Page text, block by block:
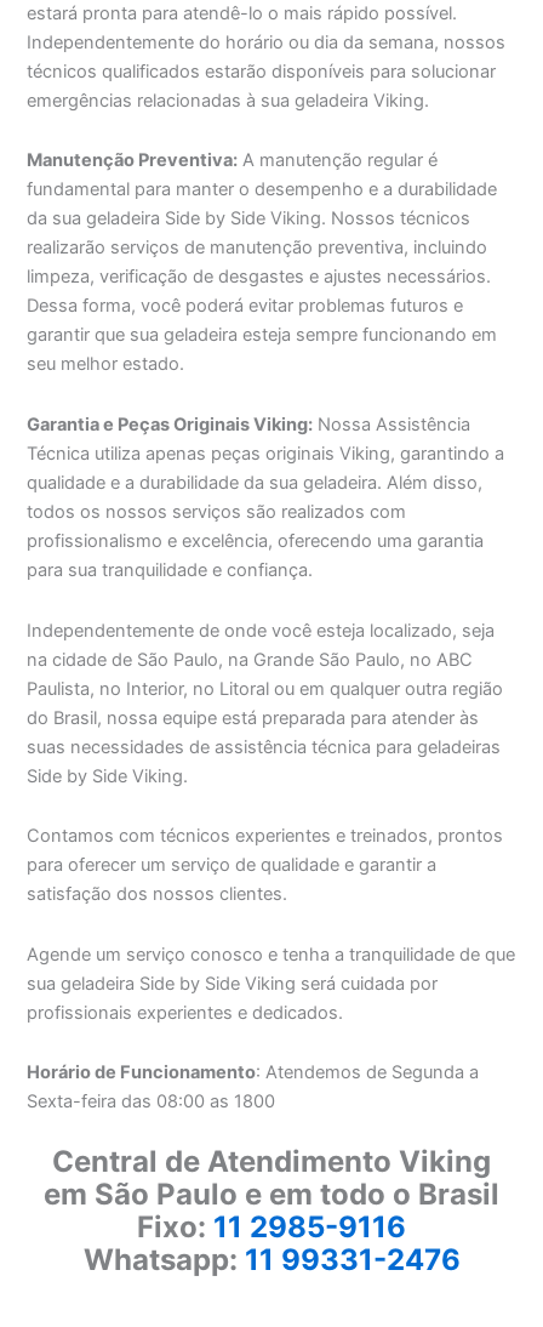
estará pronta para atendê-lo o mais rápido possível.
Independentemente do horário ou dia da semana, nossos
técnicos qualificados estarão disponíveis para solucionar
emergências relacionadas à sua geladeira Viking.
Manutenção Preventiva: A manutenção regular é
fundamental para manter o desempenho e a durabilidade
da sua geladeira Side by Side Viking. Nossos técnicos
realizarão serviços de manutenção preventiva, incluindo
limpeza, verificação de desgastes e ajustes necessários.
Dessa forma, você poderá evitar problemas futuros e
garantir que sua geladeira esteja sempre funcionando em
seu melhor estado.
Garantia e Peças Originais Viking: Nossa Assistência
Técnica utiliza apenas peças originais Viking, garantindo a
qualidade e a durabilidade da sua geladeira. Além disso,
todos os nossos serviços são realizados com
profissionalismo e excelência, oferecendo uma garantia
para sua tranquilidade e confiança.
Independentemente de onde você esteja localizado, seja
na cidade de São Paulo, na Grande São Paulo, no ABC
Paulista, no Interior, no Litoral ou em qualquer outra região
do Brasil, nossa equipe está preparada para atender às
suas necessidades de assistência técnica para geladeiras
Side by Side Viking.
Contamos com técnicos experientes e treinados, prontos
para oferecer um serviço de qualidade e garantir a
satisfação dos nossos clientes.
Agende um serviço conosco e tenha a tranquilidade de que
sua geladeira Side by Side Viking será cuidada por
profissionais experientes e dedicados.
Horário de Funcionamento: Atendemos de Segunda a
Sexta-feira das 08:00 as 1800
Central de Atendimento Viking
em São Paulo e em todo o Brasil
Fixo: 11 2985-9116
Whatsapp: 11 99331-2476